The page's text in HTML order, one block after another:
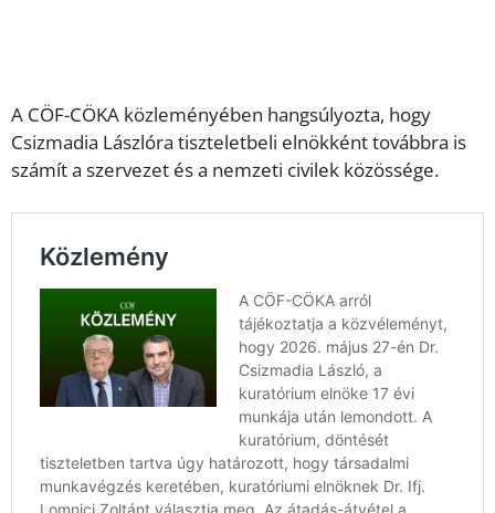
A CÖF-CÖKA közleményében hangsúlyozta, hogy
Csizmadia Lászlóra tiszteletbeli elnökként továbbra is
számít a szervezet és a nemzeti civilek közössége.